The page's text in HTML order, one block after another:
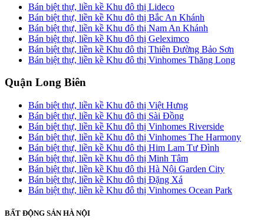
Bán biệt thự, liền kề Khu đô thị Lideco
Bán biệt thự, liền kề Khu đô thị Bắc An Khánh
Bán biệt thự, liền kề Khu đô thị Nam An Khánh
Bán biệt thự, liền kề Khu đô thị Geleximco
Bán biệt thự, liền kề Khu đô thị Thiên Đường Bảo Sơn
Bán biệt thự, liền kề Khu đô thị Vinhomes Thăng Long
Quận Long Biên
Bán biệt thự, liền kề Khu đô thị Việt Hưng
Bán biệt thự, liền kề Khu đô thị Sài Đồng
Bán biệt thự, liền kề Khu đô thị Vinhomes Riverside
Bán biệt thự, liền kề Khu đô thị Vinhomes The Harmony
Bán biệt thự, liền kề Khu đô thị Him Lam Tư Đình
Bán biệt thự, liền kề Khu đô thị Minh Tâm
Bán biệt thự, liền kề Khu đô thị Hà Nội Garden City
Bán biệt thự, liền kề Khu đô thị Đặng Xá
Bán biệt thự, liền kề Khu đô thị Vinhomes Ocean Park
BẤT ĐỘNG SẢN HÀ NỘI